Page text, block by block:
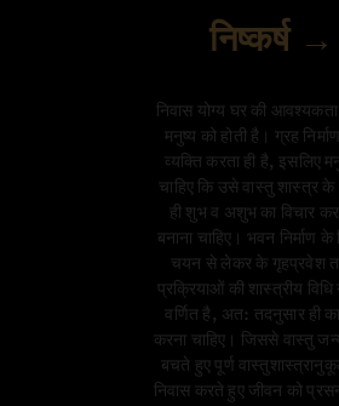
निष्कर्ष →
निवास योग्य घर की
मनुष्य को होती है। ग्रह
व्यक्ति करता ही है, इसलिए
चाहिए कि उसे वास्तु शास्त्र
ही शुभ व अशुभ का विचार
बनाना चाहिए। भवन निर्माण के
चयन से लेकर के गृहप्रवेश
प्रक्रियाओं की शास्त्रीय विधि
वर्णित है, अत: तदनुसार ही
करना चाहिए। जिससे वास्तु
बचते हुए पूर्ण
निवास करते हुए जीवन को